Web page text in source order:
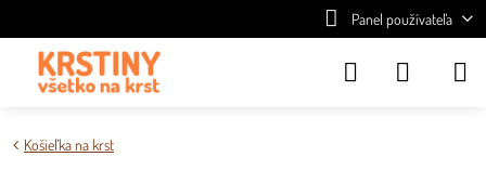
Panel používateľa
Košieľka na krst